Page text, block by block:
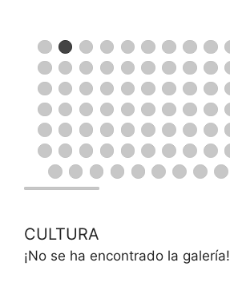
CULTURA
¡No se ha encontrado la galería!